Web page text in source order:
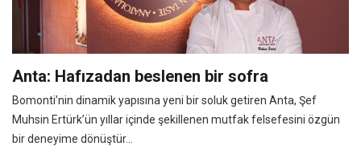
Anta: Hafızadan beslenen bir sofra
Bomonti’nin dinamik yapısına yeni bir soluk getiren Anta, Şef
Muhsin Ertürk’ün yıllar içinde şekillenen mutfak felsefesini özgün
bir deneyime dönüştür...